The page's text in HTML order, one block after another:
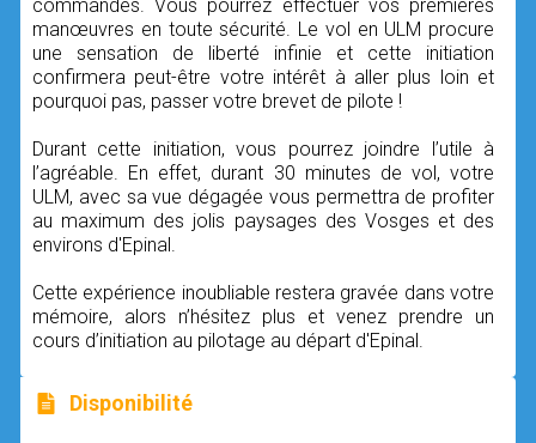
commandes. Vous pourrez effectuer vos premières
manœuvres en toute sécurité. Le vol en ULM procure
une sensation de liberté infinie et cette initiation
confirmera peut-être votre intérêt à aller plus loin et
pourquoi pas, passer votre brevet de pilote !
Durant cette initiation, vous pourrez joindre l’utile à
l’agréable. En effet, durant 30 minutes de vol, votre
ULM, avec sa vue dégagée vous permettra de profiter
au maximum des jolis paysages des Vosges et des
environs d'Epinal.
Cette expérience inoubliable restera gravée dans votre
mémoire, alors n’hésitez plus et venez prendre un
cours d’initiation au pilotage au départ d'Epinal.
Disponibilité